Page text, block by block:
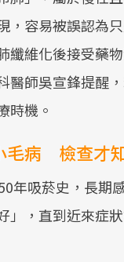
，容易被誤認為
纖維化後接受藥
醫師吳宣鋒提醒
時機。
毛病 檢查才
年吸菸史，長期
」，直到近來症